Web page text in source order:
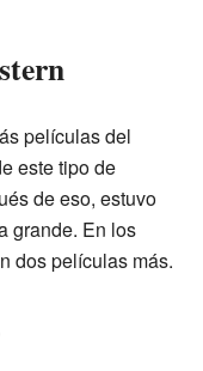
películas del
este tipo de
de eso, estuvo
grande. En los
dos películas más.